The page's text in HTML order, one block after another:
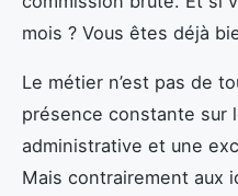
mois ? Vous êtes déjà
Le métier n’est pas de
présence constante sur
administrative et une
Mais contrairement aux